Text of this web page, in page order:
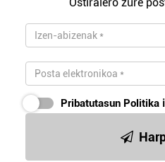
Ostiralero zure
Pribatutasun Politika